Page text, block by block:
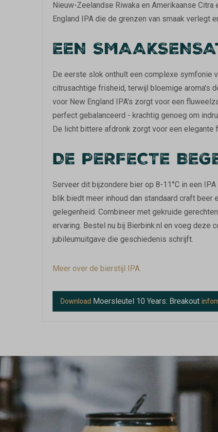
Nieuw-Zeelandse Riwaka en Amerikaanse
England IPA die de grenzen van smaak verlegt
EEN
De eerste slok onthult een complexe symfonie
citrusachtige frisheid, terwijl bloemige aroma's
voor New England IPA's zorgt voor een
perfect gebalanceerd - krachtig genoeg om
De licht bittere afdronk zorgt voor een
DE PERFECTE
Serveer dit bijzondere bier op 8-11°C in een
blik biedt meer inhoud dan standaard craft
gelegenheid. Combineer met gekruide
ervaring. Bestel nu bij Bierbink.nl en voeg deze
jubileumuitgave die geschiedenis schrijft.
Meer over de bierstijl IPA.
Download Moersleutel 10 Years: Breakout